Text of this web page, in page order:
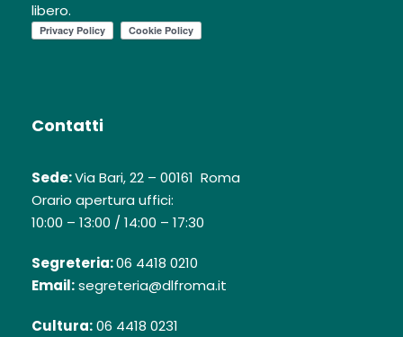
libero.
Contatti
Sede:Via Bari, 22 – 00161 Roma
Orario apertura uffici:
10:00 – 13:00 / 14:00 – 17:30
Segreteria:06 4418 0210
Email:segreteria@dlfroma.it
Cultura:06 4418 0231